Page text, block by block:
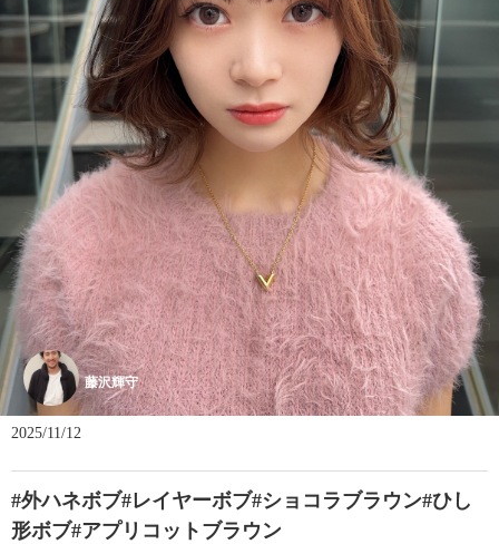
藤沢輝守
2025/11/12
#外ハネボブ#レイヤーボブ#ショコラブラウン#ひし
形ボブ#アプリコットブラウン